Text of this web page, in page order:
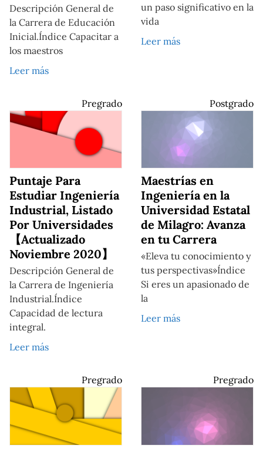
Descripción General de
la Carrera de Educación
Inicial.Índice Capacitar a
los maestros
Leer más
un paso significativo en la
vida
Leer más
Pregrado
Puntaje Para
Estudiar Ingeniería
Industrial, Listado
Por Universidades
【Actualizado
Noviembre 2020】
Descripción General de
la Carrera de Ingeniería
Industrial.Índice
Capacidad de lectura
integral.
Leer más
Postgrado
Maestrías en
Ingeniería en la
Universidad Estatal
de Milagro: Avanza
en tu Carrera
«Eleva tu conocimiento y
tus perspectivas»Índice
Si eres un apasionado de
la
Leer más
Pregrado Pregrado